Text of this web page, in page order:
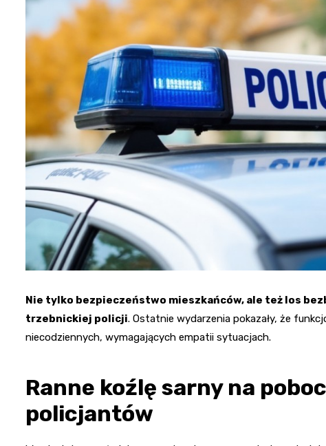
Nie tylko bezpieczeństwo mieszkańców, ale też los
trzebnickiej policji. Ostatnie wydarzenia pokazały, że
niecodziennych, wymagających empatii sytuacjach.
Ranne koźlę sarny na
policjantów